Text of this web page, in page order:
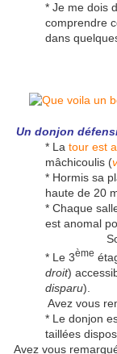
* Je me dois
comprendre
dans
Un donjon
* La tour est
mâchicoulis (
* Hormis sa
haute de 20
* Chaque
est anomal
* Le 3ème
droit)
disparu).
Avez vous
* Le donjon
taillées
Avez vous